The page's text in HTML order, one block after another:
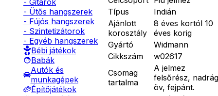
- Gitárok
- Ütős hangszerek
- Fújós hangszerek
- Szintetizátorok
- Egyéb hangszerek
Bébi játékok
Babák
Autók és
munkagépek
Építőjátékok
Típus
Indián
Ajánlott
korosztály
8 éves kortól 10
éves korig
Gyártó
Widmann
Cikkszám
w02617
Csomag
tartalma
A jelmez
felsőrész,
öv, fejpánt.